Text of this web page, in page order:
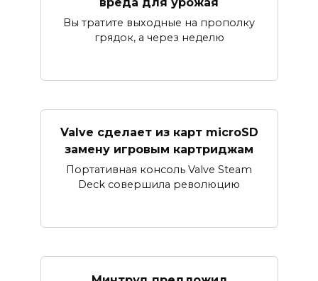
Вы тратите выходные на прополку
грядок, а через неделю
Valve сделает из карт microSD
замену игровым картриджам
Портативная консоль Valve Steam
Deck совершила революцию